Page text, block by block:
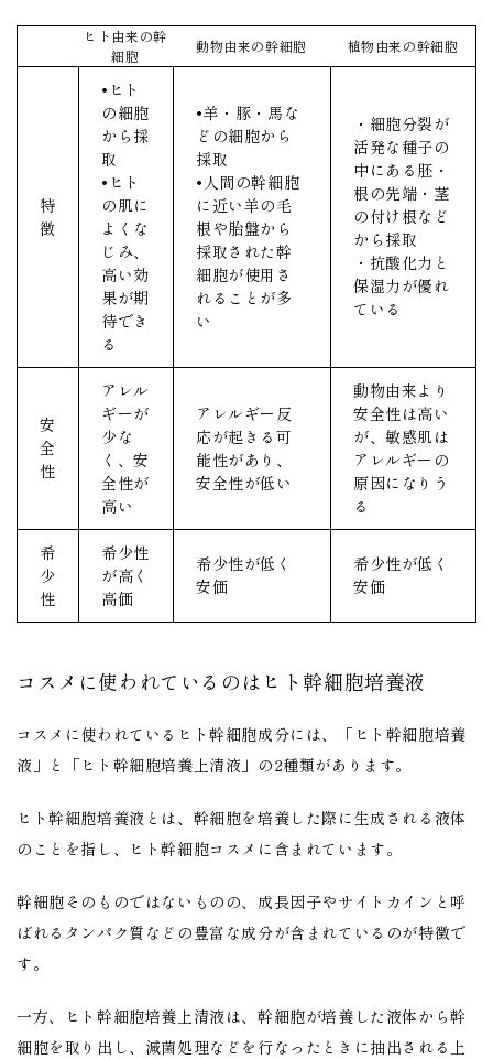
ヒト由来の幹
細胞
動物由来の幹細胞 植物由来の幹細胞
特
徴
•ヒト
の細胞
から採
取
•ヒト
の肌に
よくな
じみ、
高い効
果が期
待でき
る
•羊・豚・馬な
どの細胞から
採取
•人間の幹細胞
に近い羊の毛
根や胎盤から
採取された幹
細胞が使用さ
れることが多
い
・細胞分裂が
活発な種子の
中にある胚・
根の先端・茎
の付け根など
から採取
・抗酸化力と
保湿力が優れ
ている
安
全
性
アレル
ギーが
少な
く、安
全性が
高い
アレルギー反
応が起きる可
能性があり、
安全性が低い
動物由来より
安全性は高い
が、敏感肌は
アレルギーの
原因になりう
る
希
少
性
希少性
が高く
高価
希少性が低く
安価
希少性が低く
安価
コスメに使われているのはヒト幹細胞培養液
コスメに使われているヒト幹細胞成分には、「ヒト幹細胞培養
液」と「ヒト幹細胞培養上清液」の2種類があります。
ヒト幹細胞培養液とは、幹細胞を培養した際に生成される液体
のことを指し、ヒト幹細胞コスメに含まれています。
幹細胞そのものではないものの、成長因子やサイトカインと呼
ばれるタンパク質などの豊富な成分が含まれているのが特徴で
す。
一方、ヒト幹細胞培養上清液は、幹細胞が培養した液体から幹
細胞を取り出し、減菌処理などを行なったときに抽出される上